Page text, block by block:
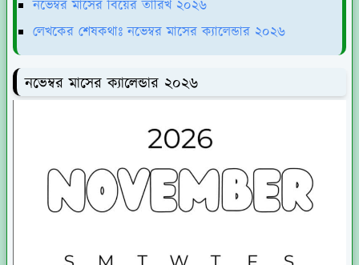
নভেম্বর মাসের বিয়ের তারিখ ২০২৬
লেখকের শেষকথাঃ নভেম্বর মাসের ক্যালেন্ডার ২০২৬
নভেম্বর মাসের ক্যালেন্ডার ২০২৬